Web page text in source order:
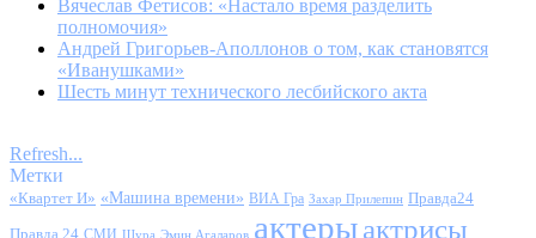
Вячеслав Фетисов: «Настало время разделить
полномочия»
Андрей Григорьев-Аполлонов о том, как становятся
«Иванушками»
Шесть минут технического лесбийского акта
Refresh...
Метки
«Квартет И» «Машина времени» ВИА Гра Захар Прилепин Правда24
Правда 24 СМИ Шура Эмин Агаларов актерыактрисы